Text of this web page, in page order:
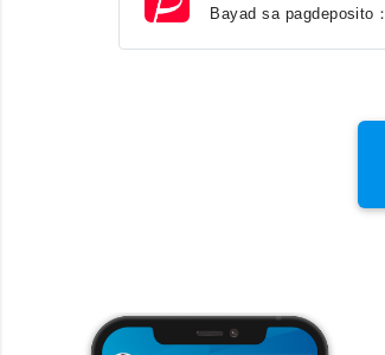
Bayad sa pagdeposito：